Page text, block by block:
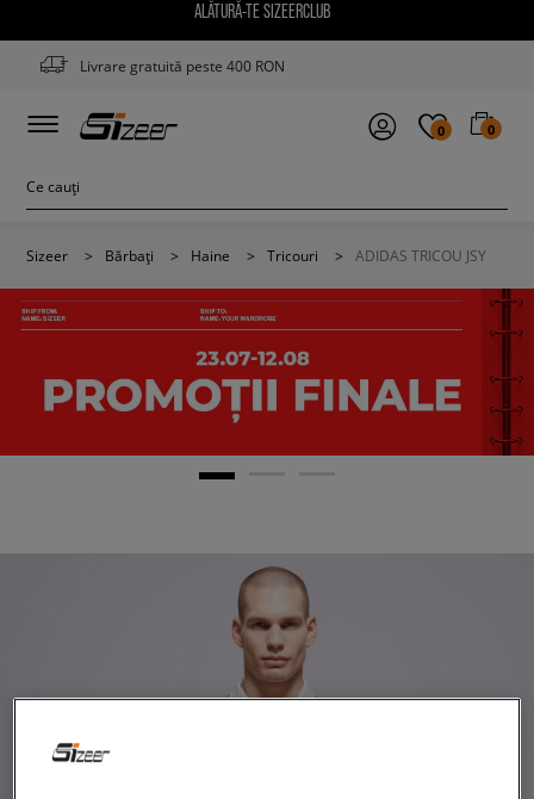
ALĂTURĂ-TE SIZEERCLUB
Livrare gratuită peste 400 RON
0 0
Sizeer > Bărbați > Haine > Tricouri > ADIDAS TRICOU JSY